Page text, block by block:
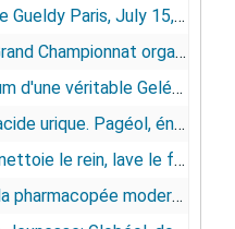
Paris, July 15, 1918
Soir" et doté de Cent Mille Francs de prix, July 25, 1926
Lansoÿl Gelée, un vrai régal, February 1958
Gyraldose, pour les soins intimes de la femme, February 15, 1919
Pagéol, énergique antiseptique urinaire. Vamianine, tabes, avarie, maladies de la peau, December 28, 1918
Gyraldose, l'antiseptique que toute femme doit avoir sur sa table de toilette, May 19, 1918